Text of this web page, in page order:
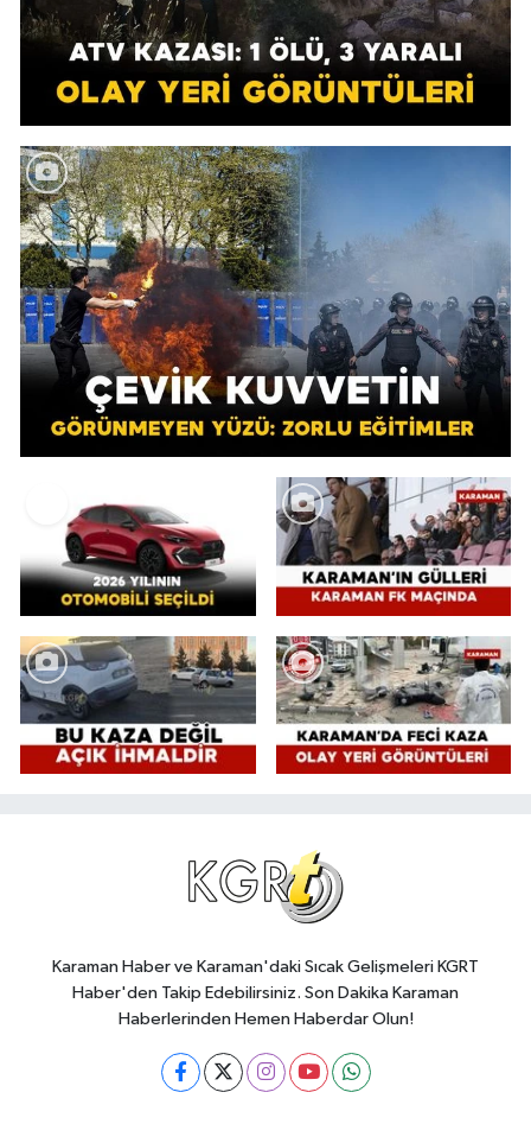
Karaman Haber ve Karaman'daki Sıcak Gelişmeleri KGRT
Haber'den Takip Edebilirsiniz. Son Dakika Karaman
Haberlerinden Hemen Haberdar Olun!